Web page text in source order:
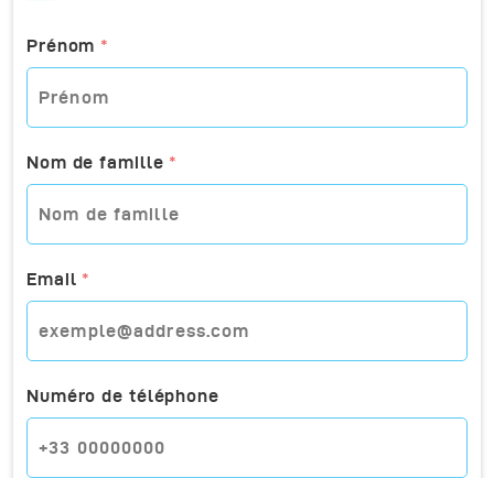
Prénom *
Nom de famille *
Email *
Numéro de téléphone